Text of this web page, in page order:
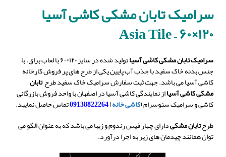
سرامیک تابان مشکی کاشی آسیا
۱۲۰×۶۰ – Asia Tile
سرامیک تابان مشکی کاشی آسیا تولید شده در سایز ۱۲۰*۶۰ با لعاب براق، با
جنس بدنه خاک سفید با جذب آب پایین یکی از طرح های پر فروش کارخانه
کاشی آسیا می باشد. جهت ثبت سفارش سرامیک خاک سفید طرحتابان
مشکیکاشی آسیااز نمایندگی کاشی آسیا در اصفهان با واحد فروش بازرگانی
کاشی و سرامیک سئوسرام (کاشی خانه)
09138822264تماس حاصل نمایید.
طرحتابان مشکیدارای چهار فیس رندوم و زیبا می باشد که به عنوان الگو می
توان همانند چیدمان های زیر به اجرا درآورد.